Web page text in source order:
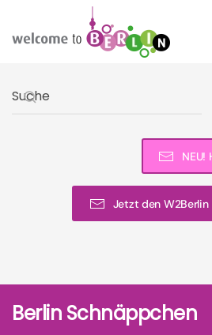
Skip to main content
NEU!
Jetzt den
Berlin Schnäppchen